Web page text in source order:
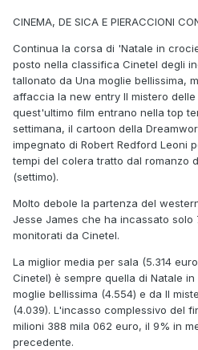
CINEMA, DE SICA E PIERACCIONI
Continua la corsa di 'Natale in
posto nella classifica Cinetel degli
tallonato da Una moglie bellissima,
affaccia la new entry Il mistero
quest'ultimo film entrano nella top
settimana, il cartoon della
impegnato di Robert Redford Leoni
tempi del colera tratto dal romanzo
(settimo).
Molto debole la partenza del
Jesse James che ha incassato
monitorati da Cinetel.
La miglior media per sala (5.314
Cinetel) è sempre quella di Natale
moglie bellissima (4.554) e da Il
(4.039). L'incasso complessivo del
milioni 388 mila 062 euro, il 9% in
precedente.